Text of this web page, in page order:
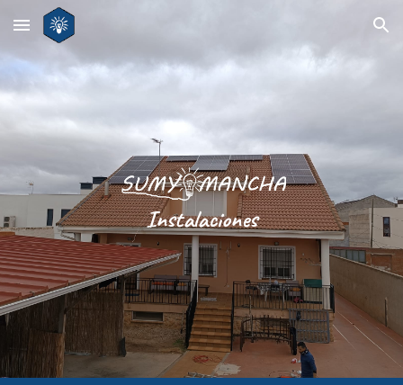
Skip to main content Skip to navigation
Instalaciones